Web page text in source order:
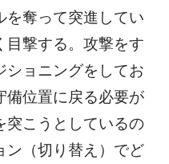
を奪って突進してい
目撃する。攻撃をす
ショニングをしてお
備位置に戻る必要が
突こうとしているの
ン（切り替え）でど